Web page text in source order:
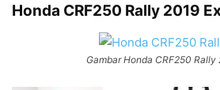
Honda CRF250 Rally 2019
Gambar Honda CRF250 Rally